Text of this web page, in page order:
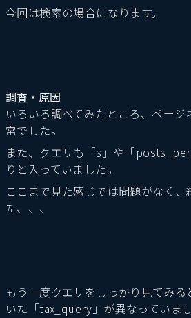
今回は検索の場合になります。
調査・原因
いろいろ調べてみたところ、ペー
常でした。
また、クエリも「s」や「
りと入っていました。
ここまで見た感じでは問題がなく、
た、、、
もう一度クエリをしっかり見てみ
いた「tax_query」が異なっていまし